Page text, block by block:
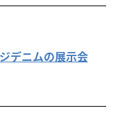
デニムの展示会